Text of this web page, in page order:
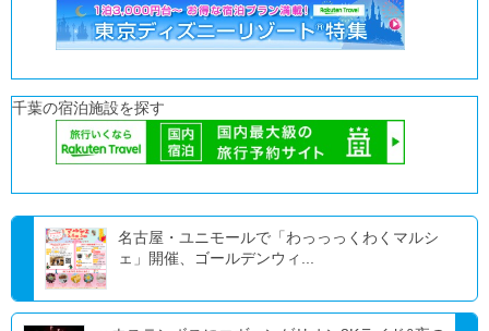
千葉の宿泊施設を探す
名古屋・ユニモールで「わっっっくわくマルシ
ェ」開催、ゴールデンウィ...